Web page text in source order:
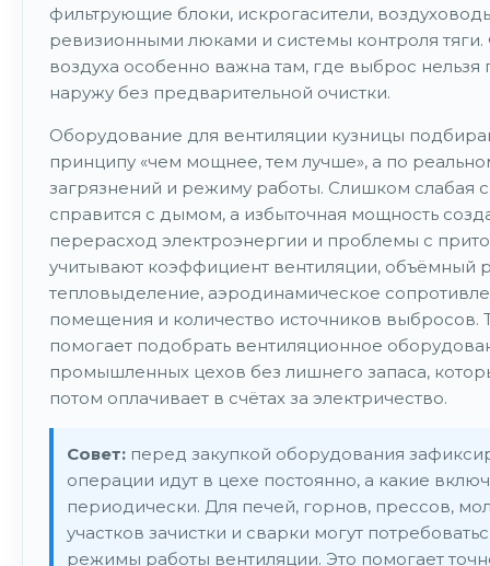
фильтрующие блоки, искрогасители,
ревизионными люками и системы контроля тяги.
воздуха особенно важна там, где выброс нельзя
наружу без предварительной очистки.
Оборудование для вентиляции кузницы
принципу «чем мощнее, тем лучше», а по
загрязнений и режиму работы. Слишком слабая
справится с дымом, а избыточная мощность
перерасход электроэнергии и проблемы с
учитывают коэффициент вентиляции, объёмный
тепловыделение, аэродинамическое
помещения и количество источников выбросов.
помогает подобрать вентиляционное
промышленных цехов без лишнего запаса,
потом оплачивает в счётах за электричество.
Совет: перед закупкой оборудования
операции идут в цехе постоянно, а какие
периодически. Для печей, горнов, прессов,
участков зачистки и сварки могут
режимы работы вентиляции. Это помогает